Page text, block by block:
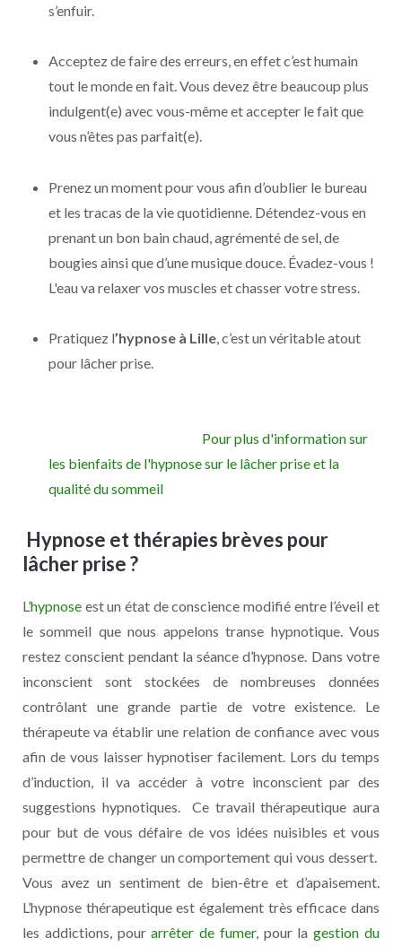
s’enfuir.
Acceptez de faire des erreurs, en effet c’est humain
tout le monde en fait. Vous devez être beaucoup plus
indulgent(e) avec vous-même et accepter le fait que
vous n’êtes pas parfait(e).
Prenez un moment pour vous afin d’oublier le bureau
et les tracas de la vie quotidienne. Détendez-vous en
prenant un bon bain chaud, agrémenté de sel, de
bougies ainsi que d’une musique douce. Évadez-vous !
L'eau va relaxer vos muscles et chasser votre stress.
Pratiquez l’hypnose à Lille, c’est un véritable atout
pour lâcher prise.
Pour plus d'information sur
les bienfaits de l'hypnose sur le lâcher prise et la
qualité du sommeil
Hypnose et thérapies brèves pour
lâcher prise ?
L’hypnoseest un état de conscience modifié entre l’éveil et
le sommeil que nous appelons transe hypnotique. Vous
restez conscient pendant la séance d’hypnose. Dans votre
inconscient sont stockées de nombreuses données
contrôlant une grande partie de votre existence. Le
thérapeute va établir une relation de confiance avec vous
afin de vous laisser hypnotiser facilement. Lors du temps
d’induction, il va accéder à votre inconscient par des
suggestions hypnotiques. Ce travail thérapeutique aura
pour but de vous défaire de vos idées nuisibles et vous
permettre de changer un comportement qui vous dessert.
Vous avez un sentiment de bien-être et d’apaisement.
L’hypnose thérapeutique est également très efficace dans
les addictions, pourarrêter de fumer, pour lagestion du